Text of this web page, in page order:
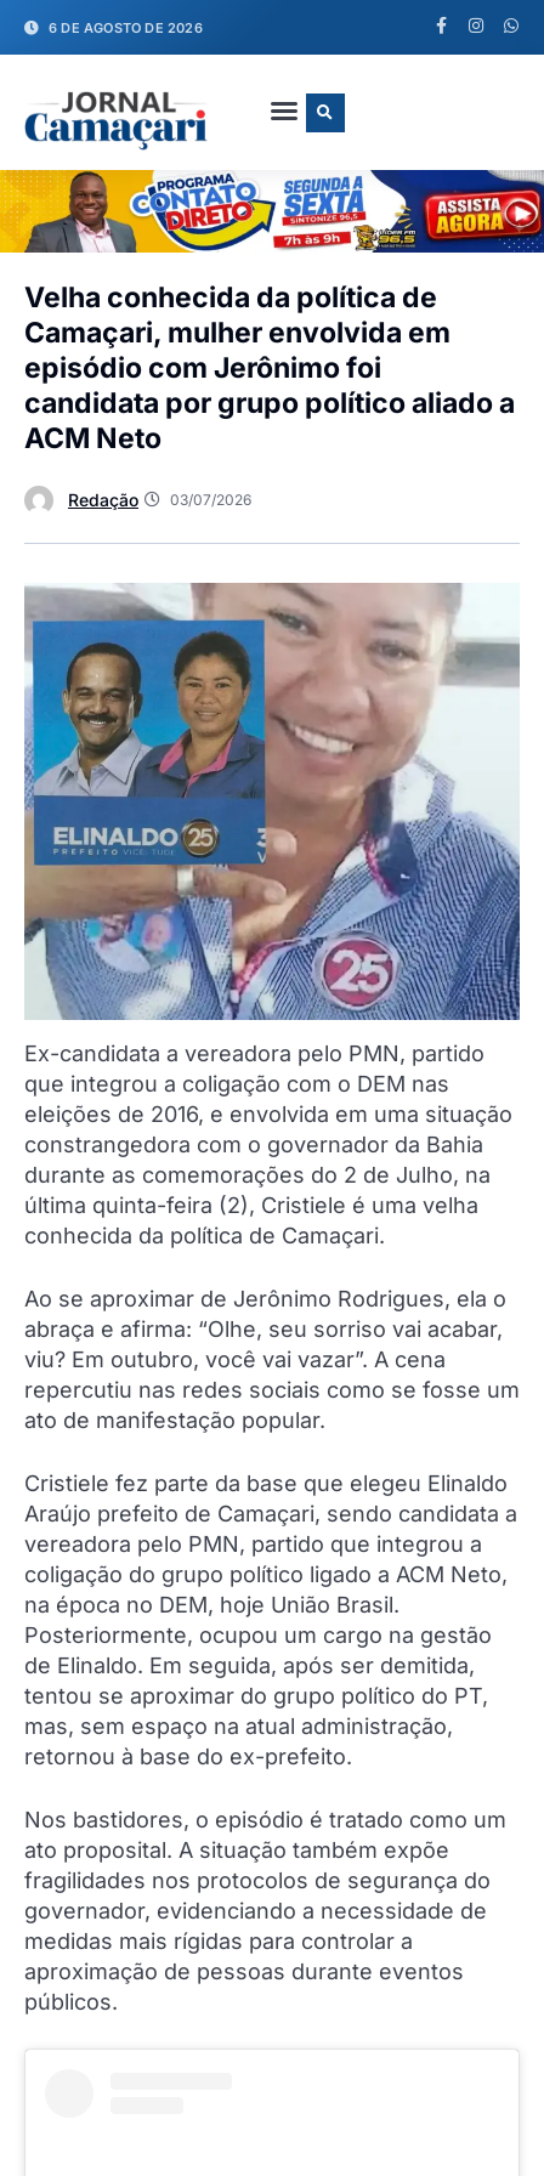
6 DE AGOSTO DE 2026
Velha conhecida da política de
Camaçari, mulher envolvida em
episódio com Jerônimo foi
candidata por grupo político aliado a
ACM Neto
Redação 03/07/2026
Ex-candidata a vereadora pelo PMN, partido
que integrou a coligação com o DEM nas
eleições de 2016, e envolvida em uma situação
constrangedora com o governador da Bahia
durante as comemorações do 2 de Julho, na
última quinta-feira (2), Cristiele é uma velha
conhecida da política de Camaçari.
Ao se aproximar de Jerônimo Rodrigues, ela o
abraça e afirma: “Olhe, seu sorriso vai acabar,
viu? Em outubro, você vai vazar”. A cena
repercutiu nas redes sociais como se fosse um
ato de manifestação popular.
Cristiele fez parte da base que elegeu Elinaldo
Araújo prefeito de Camaçari, sendo candidata a
vereadora pelo PMN, partido que integrou a
coligação do grupo político ligado a ACM Neto,
na época no DEM, hoje União Brasil.
Posteriormente, ocupou um cargo na gestão
de Elinaldo. Em seguida, após ser demitida,
tentou se aproximar do grupo político do PT,
mas, sem espaço na atual administração,
retornou à base do ex-prefeito.
Nos bastidores, o episódio é tratado como um
ato proposital. A situação também expõe
fragilidades nos protocolos de segurança do
governador, evidenciando a necessidade de
medidas mais rígidas para controlar a
aproximação de pessoas durante eventos
públicos.